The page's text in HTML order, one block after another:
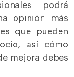
podrá
opinión más
que pueden
así cómo
mejora debes